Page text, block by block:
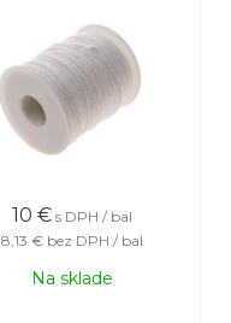
10 € s DPH / bal
8,13 € bez DPH / bal
Na sklade